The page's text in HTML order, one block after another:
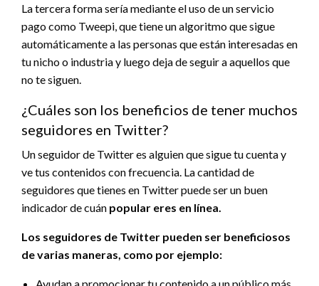
La tercera forma sería mediante el uso de un servicio
pago como Tweepi, que tiene un algoritmo que sigue
automáticamente a las personas que están interesadas en
tu nicho o industria y luego deja de seguir a aquellos que
no te siguen.
¿Cuáles son los beneficios de tener muchos
seguidores en Twitter?
Un seguidor de Twitter es alguien que sigue tu cuenta y
ve tus contenidos con frecuencia. La cantidad de
seguidores que tienes en Twitter puede ser un buen
indicador de cuán popular eres en línea.
Los seguidores de Twitter pueden ser beneficiosos
de varias maneras, como por ejemplo:
Ayudan a promocionar tu contenido a un público más